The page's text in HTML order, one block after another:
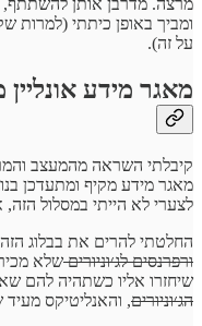
מרצה. מדרבן אותן להשתתף,
ומביך באופן כיתתי
על זה).
מאגר מידע
קיבלתי השראה מהמעצב
מאגר מידע מקיף ומתעדכן
לצערי לא הייתי במסלול
החלטתי להרים את בבלוג הזה
ורפרנסים לג׳וניוריםשלא
שיחזרו אליו כשתהיה להם
הג׳וניורים, והאנליטיקס מעיד